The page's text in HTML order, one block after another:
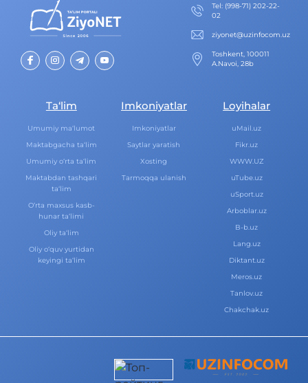
Теl: (998-71) 202-22-
02
ziyonet@uzinfocom.uz
Toshkent, 100011
A.Navoi, 28b
Ta‘lim
Umumiy ma‘lumot
Maktabgacha ta‘lim
Umumiy o‘rta ta‘lim
Maktabdan tashqari
ta‘lim
O‘rta maxsus kasb-
hunar ta‘limi
Oliy ta‘lim
Oliy o‘quv yurtidan
keyingi ta‘lim
Imkoniyatlar
Imkoniyatlar
Saytlar yaratish
Xosting
Tarmoqqa ulanish
Loyihalar
uMail.uz
Fikr.uz
WWW.UZ
uTube.uz
uSport.uz
Arboblar.uz
B-b.uz
Lang.uz
Diktant.uz
Meros.uz
Tanlov.uz
Chakchak.uz